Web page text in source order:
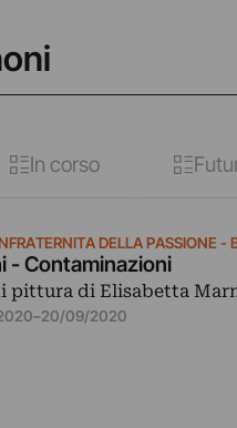
In corso
DELLA PASSIONE -
- Contaminazioni
pittura di Elisabetta
–20/09/2020